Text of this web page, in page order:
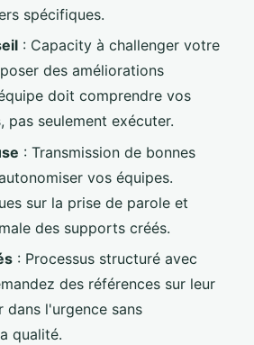
spécifiques.
: Capacity à challenger votre
des améliorations
doit comprendre vos
pas seulement exécuter.
: Transmission de bonnes
vos équipes.
sur la prise de parole et
des supports créés.
: Processus structuré avec
des références sur leur
dans l'urgence sans
qualité.